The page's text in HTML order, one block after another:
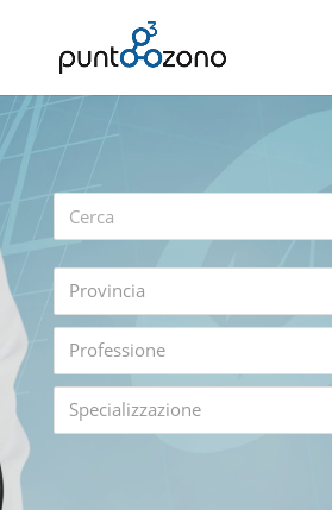
Provincia
Professione
Specializzazione